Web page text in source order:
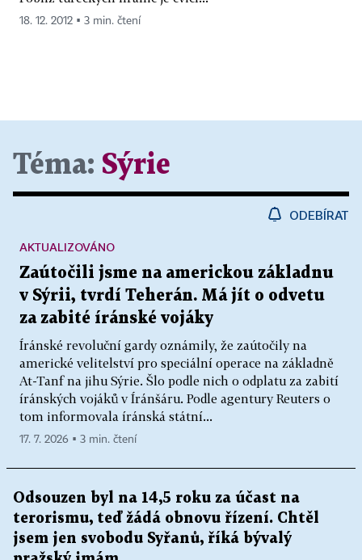
18. 12. 2012 ▪ 3 min. čtení
Téma: Sýrie
ODEBÍRAT
Zaútočili jsme na americkou základnu
v Sýrii, tvrdí Teherán. Má jít o odvetu
za zabité íránské vojáky
Íránské revoluční gardy oznámily, že zaútočily na
americké velitelství pro speciální operace na základně
At-Tanf na jihu Sýrie. Šlo podle nich o odplatu za zabití
íránských vojáků v Íránšáru. Podle agentury Reuters o
tom informovala íránská státní...
AKTUALIZOVÁNO
17. 7. 2026 ▪ 3 min. čtení
Odsouzen byl na 14,5 roku za účast na
terorismu, teď žádá obnovu řízení. Chtěl
jsem jen svobodu Syřanů, říká bývalý